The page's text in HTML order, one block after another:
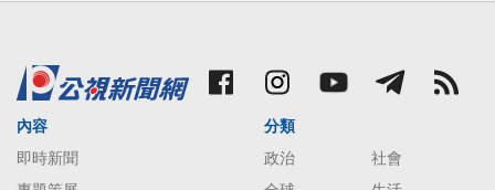
內容
即時新聞
分類
政治
社會